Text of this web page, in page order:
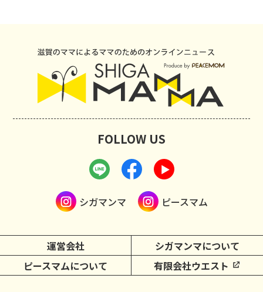
運営会社
シガマンマについて
ピースマムについて
有限会社ウエスト
FOLLOW US
シガマンマ ピースマム